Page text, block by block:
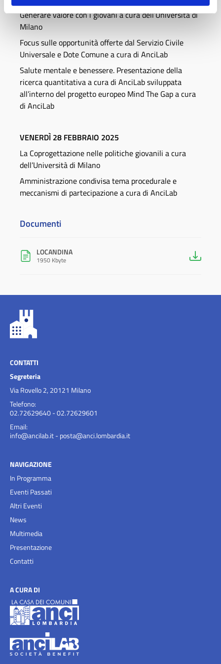
Generare valore con i giovani a cura dell’Università di
Milano
Focus sulle opportunità offerte dal Servizio Civile
Universale e Dote Comune a cura di AnciLab
Salute mentale e benessere. Presentazione della
ricerca quantitativa a cura di AnciLab sviluppata
all’interno del progetto europeo Mind The Gap a cura
di AnciLab
VENERDÌ 28 FEBBRAIO 2025
La Coprogettazione nelle politiche giovanili a cura
dell’Università di Milano
Amministrazione condivisa tema procedurale e
meccanismi di partecipazione a cura di AnciLab
Documenti
LOCANDINA
1950 Kbyte
CONTATTI
Segreteria
Via Rovello 2, 20121 Milano
Telefono:
02.72629640 - 02.72629601
Email:
info@ancilab.it- posta@anci.lombardia.it
NAVIGAZIONE
In Programma
Eventi Passati
Altri Eventi
News
Multimedia
Presentazione
Contatti
A CURA DI